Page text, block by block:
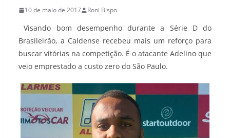
10 de maio de 2017 Roni Bispo
Visando bom desempenho durante a Série D do
Brasileirão, a Caldense recebeu mais um reforço para
buscar vitórias na competição. É o atacante Adelino que
veio emprestado a custo zero do São Paulo.